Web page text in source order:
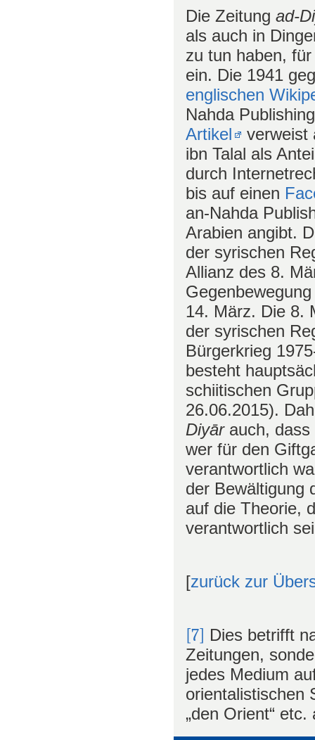
Die Zeitung ad-
als auch in
zu tun haben,
ein. Die 1941
englischen
Nahda
Artikel
verweist
ibn Talal als
durch
bis auf einen
an-Nahda
Arabien angibt.
der syrischen
Allianz des 8.
14. März. Die 8.
der syrischen
Bürgerkrieg
besteht
schiitischen
26.06.2015).
Diyār auch,
wer für den
verantwortlich
der Bewältigung
auf die Theorie,
verantwortlich
[zurück zur
[7] Dies betrifft
Zeitungen,
jedes Medium
orientalistischen
„den Orient“